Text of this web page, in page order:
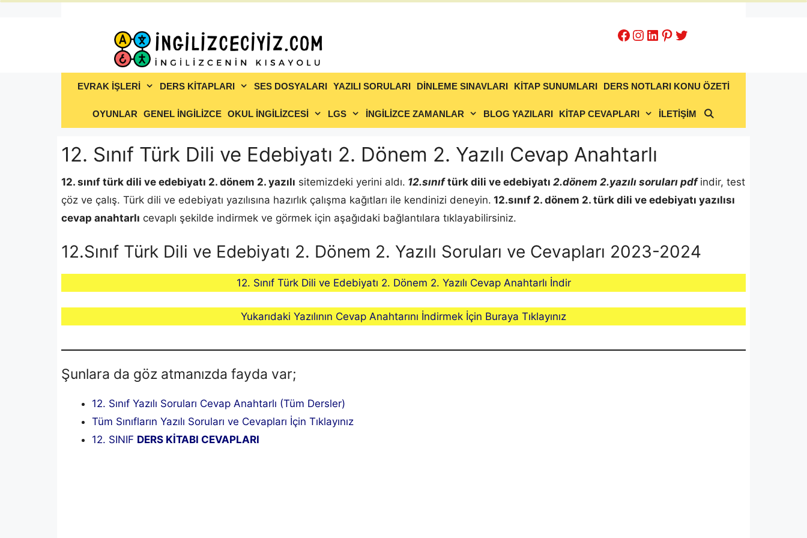
Facebook
Instagram
LinkedIn
Pinterest
Twitter
EVRAK İŞLERİ DERS KİTAPLARI SES DOSYALARI YAZILI SORULARI DİNLEME SINAVLARI KİTAP SUNUMLARI DERS NOTLARI KONU ÖZETİ
OYUNLAR GENEL İNGİLİZCE OKUL İNGİLİZCESİ LGS İNGİLİZCE ZAMANLAR BLOG YAZILARI KİTAP CEVAPLARI İLETİŞİM
12. Sınıf Türk Dili ve Edebiyatı 2. Dönem 2. Yazılı Cevap Anahtarlı
12. sınıf türk dili ve edebiyatı 2. dönem 2. yazılı sitemizdeki yerini aldı. 12.sınıftürk dili ve edebiyatı 2.dönem 2.yazılı soruları pdf indir, test
çöz ve çalış. Türk dili ve edebiyatı yazılısına hazırlık çalışma kağıtları ile kendinizi deneyin. 12.sınıf 2. dönem 2. türk dili ve edebiyatı yazılısı
cevap anahtarlı cevaplı şekilde indirmek ve görmek için aşağıdaki bağlantılara tıklayabilirsiniz.
12.Sınıf Türk Dili ve Edebiyatı 2. Dönem 2. Yazılı Soruları ve Cevapları 2023-2024
12. Sınıf Türk Dili ve Edebiyatı 2. Dönem 2. Yazılı Cevap Anahtarlı İndir
Yukarıdaki Yazılının Cevap Anahtarını İndirmek İçin Buraya Tıklayınız
Şunlara da göz atmanızda fayda var;
12. Sınıf Yazılı Soruları Cevap Anahtarlı (Tüm Dersler)
Tüm Sınıfların Yazılı Soruları ve Cevapları İçin Tıklayınız
12. SINIF DERS KİTABI CEVAPLARI